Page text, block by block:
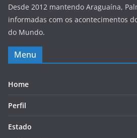
Desde 2012 mantendo Araguaína,
informadas com os acontecimentos
do Mundo.
Menu
Home
Perfil
Estado